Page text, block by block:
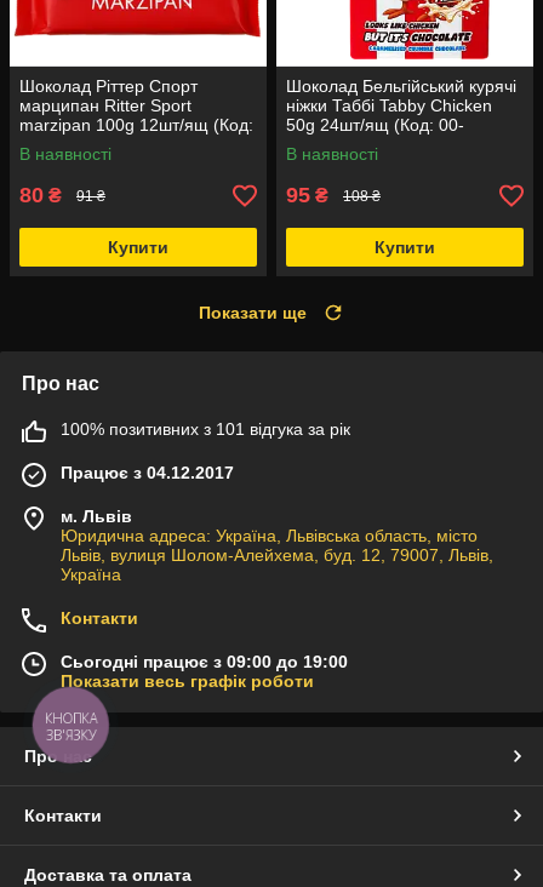
Шоколад Ріттер Спорт
марципан Ritter Sport
marzipan 100g 12шт/ящ (Код:
00-00003515)
В наявності
80 ₴ 91 ₴
Купити
Шоколад Бельгійський курячі
ніжки Таббі Tabby Chicken
50g 24шт/ящ (Код: 00-
00018764)
В наявності
95 ₴ 108 ₴
Купити
Показати ще
Про нас
100% позитивних з 101 відгука за рік
Працює з 04.12.2017
м. Львів
Юридична адреса: Україна, Львівська область, місто
Львів, вулиця Шолом-Алейхема, буд. 12, 79007, Львів,
Україна
Контакти
Сьогодні працює з 09:00 до 19:00
Показати весь графік роботи
Про нас
Контакти
Доставка та оплата
КНОПКА
ЗВ'ЯЗКУ